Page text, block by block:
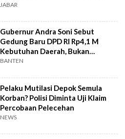
JABAR
Gubernur Andra Soni Sebut
Gedung Baru DPD RI Rp4,1 M
Kebutuhan Daerah, Bukan
Senator
BANTEN
Pelaku Mutilasi Depok Semula
Korban? Polisi Diminta Uji Klaim
Percobaan Pelecehan
NEWS